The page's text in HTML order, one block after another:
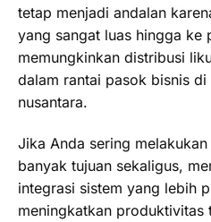
tetap menjadi andalan
yang sangat luas hingga ke
memungkinkan distribusi
dalam rantai pasok bisnis
nusantara.
Jika Anda sering
banyak tujuan sekaligus,
integrasi sistem yang lebih
meningkatkan produktivitas